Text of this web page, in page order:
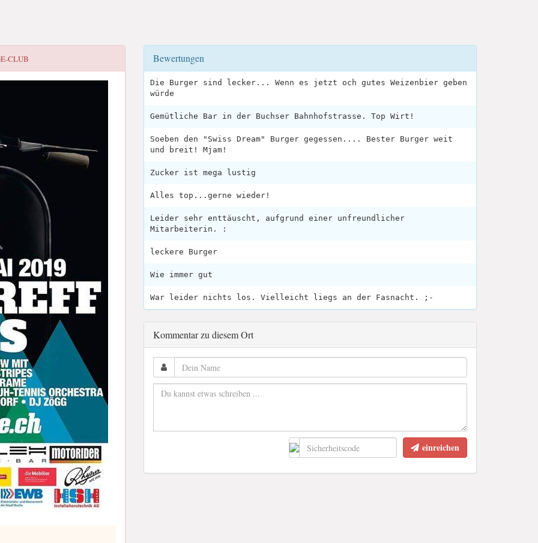
CLUB Bewertungen
Die Burger sind lecker... Wenn es jetzt och gutes Weizenbier geben
würde
Gemütliche Bar in der Buchser Bahnhofstrasse. Top Wirt!
Soeben den "Swiss Dream" Burger gegessen.... Bester Burger weit
und breit! Mjam!
Zucker ist mega lustig
Alles top...gerne wieder!
Leider sehr enttäuscht, aufgrund einer unfreundlicher
Mitarbeiterin. :
leckere Burger
Wie immer gut
War leider nichts los. Vielleicht liegs an der Fasnacht. ;-
Kommentar zu diesem Ort
einreichen